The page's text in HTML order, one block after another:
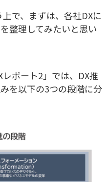
で、まずは、各社DXに
整理してみたいと思い
ポート2」では、DX推
を以下の3つの段階に分